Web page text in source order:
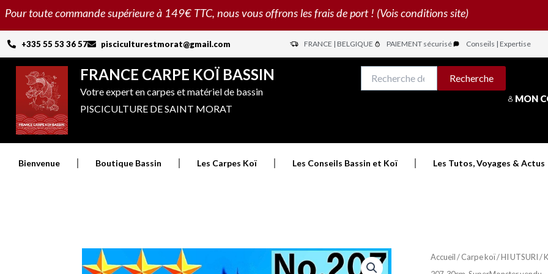
Aller
contenu
Pour toute commande supérieure à 149€ TTC, nous vous offrons les frais de port ! (Vois conditions site)
+335 55 53 36 57 pisciculturestmorat@gmail.com FRANCE | BELGIQUE PAIEMENT sécurisé Conseils | Expertise
FRANCE CARPE KOÏ BASSIN
Votre expert en carpes et matériel de bassin
PISCICULTURE DE SAINT MORAT
pour :
Recherche
MON
Bienvenue Boutique Bassin Les Carpes Koï Les Conseils Bassin et Koï Les Tutos, Voyages & Actus
Accueil/Carpe koï/HI UTSURI /